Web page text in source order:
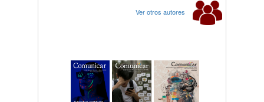
Ver otros autores